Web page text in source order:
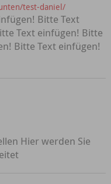
test-daniel/
Bitte Text
Text einfügen! Bitte
Bitte Text einfügen!
Hier werden Sie